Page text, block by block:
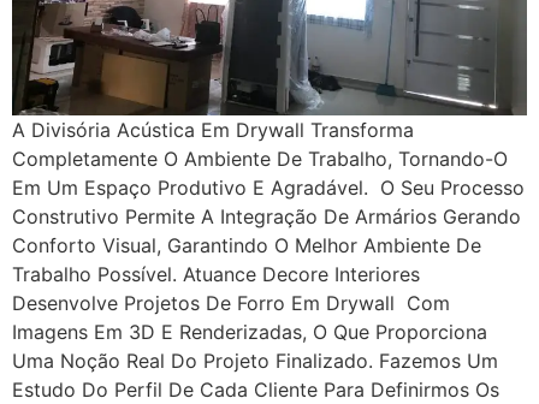
A Divisória Acústica Em Drywall Transforma
Completamente O Ambiente De Trabalho, Tornando-O
Em Um Espaço Produtivo E Agradável. O Seu Processo
Construtivo Permite A Integração De Armários Gerando
Conforto Visual, Garantindo O Melhor Ambiente De
Trabalho Possível. Atuance Decore Interiores
Desenvolve Projetos De Forro Em Drywall Com
Imagens Em 3D E Renderizadas, O Que Proporciona
Uma Noção Real Do Projeto Finalizado. Fazemos Um
Estudo Do Perfil De Cada Cliente Para Definirmos Os